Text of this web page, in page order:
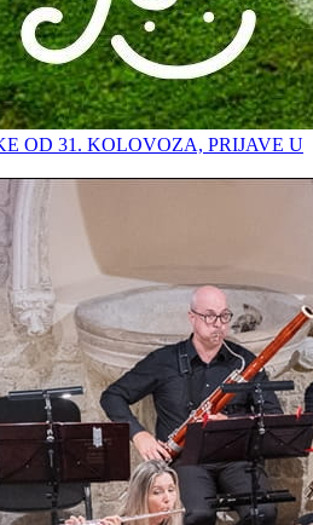
OD 31. KOLOVOZA, PRIJAVE U